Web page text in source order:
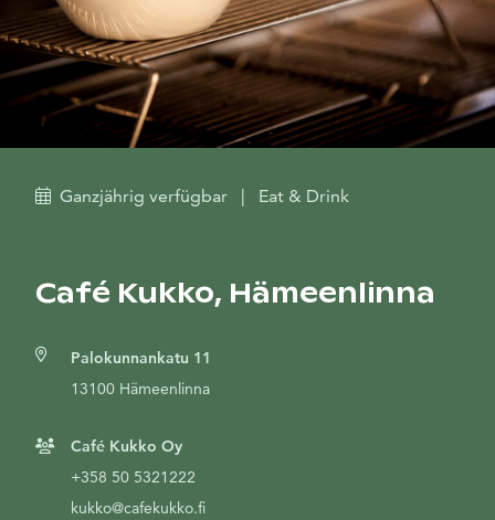
Ganzjährig verfügbar | Eat & Drink
Café Kukko, Hämeenlinna
Palokunnankatu 11
13100 Hämeenlinna
Café Kukko Oy
+358 50 5321222
kukko@cafekukko.fi